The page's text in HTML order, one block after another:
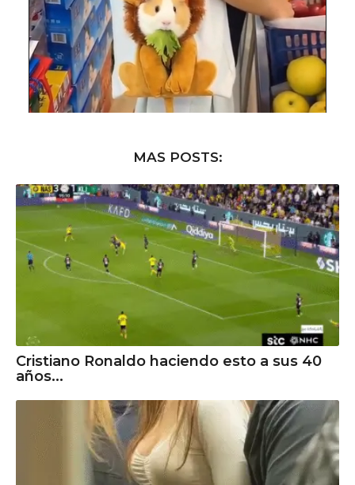
MAS POSTS:
Cristiano Ronaldo haciendo esto a sus 40
años...